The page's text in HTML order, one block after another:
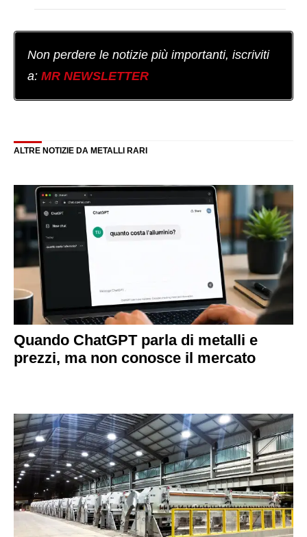
Non perdere le notizie più importanti, iscriviti
a: MR NEWSLETTER
ALTRE NOTIZIE DA METALLI RARI
Quando ChatGPT parla di metalli e
prezzi, ma non conosce il mercato